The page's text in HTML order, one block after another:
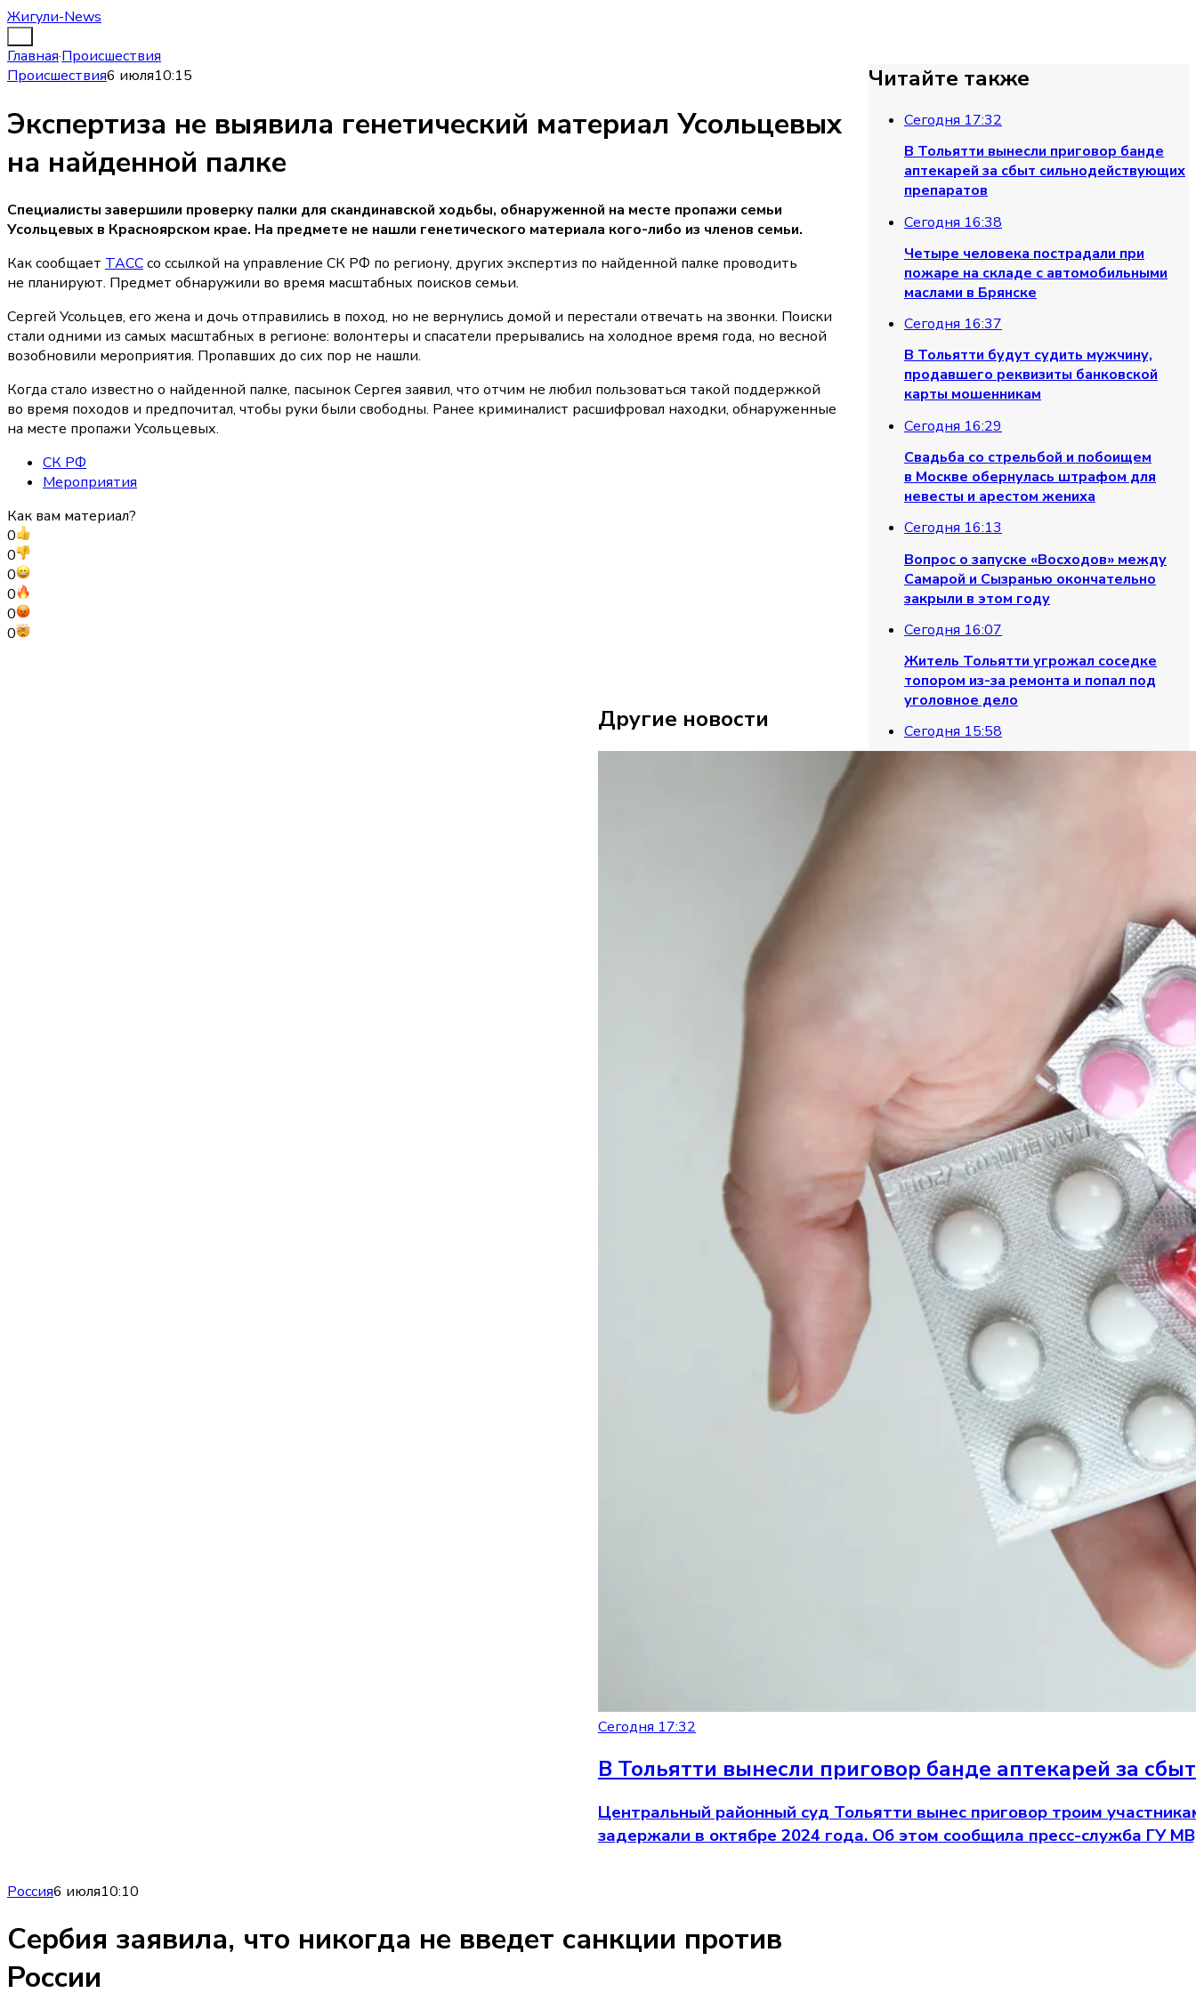
Жигули-News
Главная·Происшествия
Происшествия6 июля10:15
Экспертиза не выявила генетический материал Усольцевых
на найденной палке
Специалисты завершили проверку палки для скандинавской ходьбы, обнаруженной на месте пропажи семьи
Усольцевых в Красноярском крае. На предмете не нашли генетического материала кого-либо из членов семьи.
Как сообщает ТАССсо ссылкой на управление СК РФ по региону, других экспертиз по найденной палке проводить
не планируют. Предмет обнаружили во время масштабных поисков семьи.
Сергей Усольцев, его жена и дочь отправились в поход, но не вернулись домой и перестали отвечать на звонки. Поиски
стали одними из самых масштабных в регионе: волонтеры и спасатели прерывались на холодное время года, но весной
возобновили мероприятия. Пропавших до сих пор не нашли.
Когда стало известно о найденной палке, пасынок Сергея заявил, что отчим не любил пользоваться такой поддержкой
во время походов и предпочитал, чтобы руки были свободны. Ранее криминалист расшифровал находки, обнаруженные
на месте пропажи Усольцевых.
СК РФ
Мероприятия
Как вам материал?
0
0
0
0
0
0
Читайте также
Сегодня 17:32
В Тольятти вынесли приговор банде
аптекарей за сбыт сильнодействующих
препаратов
Сегодня 16:38
Четыре человека пострадали при
пожаре на складе с автомобильными
маслами в Брянске
Сегодня 16:37
В Тольятти будут судить мужчину,
продавшего реквизиты банковской
карты мошенникам
Сегодня 16:29
Свадьба со стрельбой и побоищем
в Москве обернулась штрафом для
невесты и арестом жениха
Сегодня 16:13
Вопрос о запуске «Восходов» между
Самарой и Сызранью окончательно
закрыли в этом году
Сегодня 16:07
Житель Тольятти угрожал соседке
топором из-за ремонта и попал под
уголовное дело
Сегодня 15:58
Невролог рассказала, как распознать
инсульт у молодых людей за минуту
Трем категориям пенсионеров в России
повысят выплаты с сентября
Грузовой лифт рухнул вместе с
мужчиной в швейном цехе в Иванове
Другие новости
Сегодня 17:32
В Тольятти вынесли приговор банде аптекарей за
Центральный районный суд Тольятти вынес приговор троим
задержали в октябре 2024 года. Об этом сообщила пресс-служба ГУ
Россия6 июля10:10
Сербия заявила, что никогда не введет санкции против
России